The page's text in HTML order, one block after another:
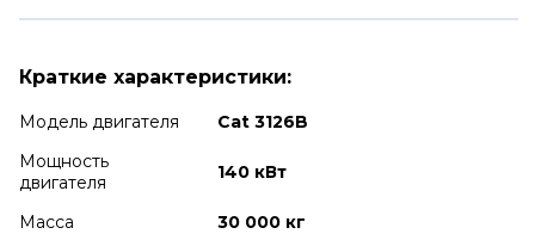
Краткие характеристики:
Модель двигателя
Cat 3126B
Мощность
двигателя
140 кВт
Масса
30 000 кг